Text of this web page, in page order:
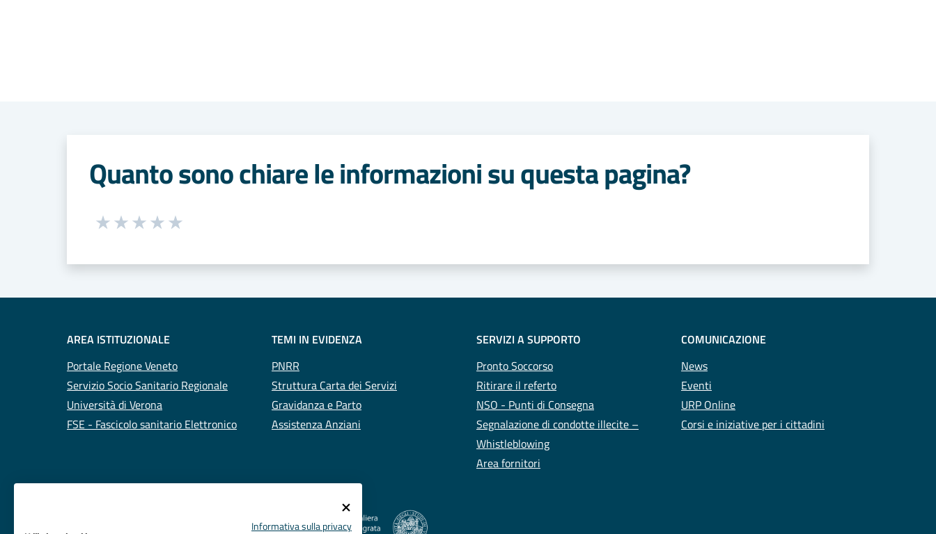
Quanto sono chiare le informazioni su questa pagina?
Seleziona una valutazione da 1 a 5 stelle
AREA ISTITUZIONALE
Portale Regione Veneto
Servizio Socio Sanitario Regionale
Università di Verona
FSE - Fascicolo sanitario Elettronico
TEMI IN EVIDENZA
PNRR
Struttura Carta dei Servizi
Gravidanza e Parto
Assistenza Anziani
SERVIZI A SUPPORTO
Pronto Soccorso
Ritirare il referto
NSO - Punti di Consegna
Segnalazione di condotte illecite –
Whistleblowing
Area fornitori
COMUNICAZIONE
News
Eventi
URP Online
Corsi e iniziative per i cittadini
Informativa sulla privacy